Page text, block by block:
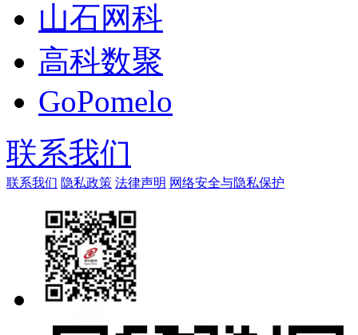
山石网科
高科数聚
GoPomelo
联系我们
联系我们 隐私政策 法律声明 网络安全与隐私保护